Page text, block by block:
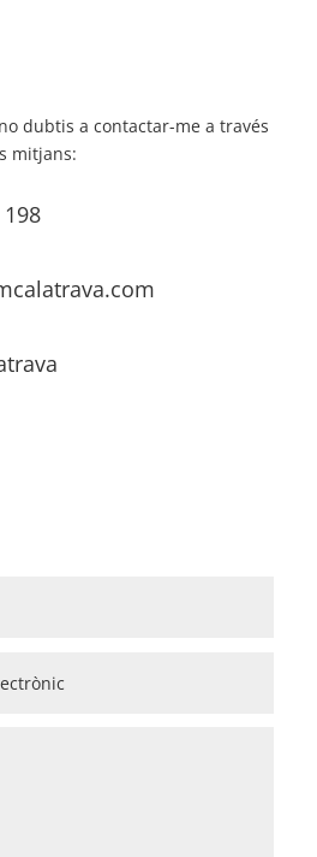
dubtis a contactar-me a través
mitjans: